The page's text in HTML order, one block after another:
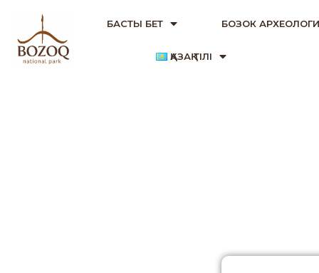
БАСТЫ БЕТ БОЗОК
ҚАЗАҚ ТІЛІ